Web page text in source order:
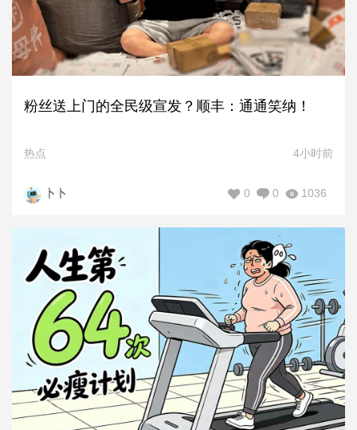
粉丝送上门的全民级宣发？顺丰：通通笑纳！
热点 4小时前
卜卜 1036
0
0